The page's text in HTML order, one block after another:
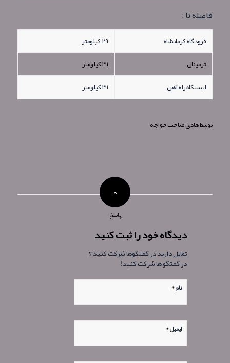
فاصله تا :
فرودگاه کرمانشاه
۲۹ کیلومتر
ترمینال
۳۱ کیلومتر
ایستگاه راه آهن
۳۱ کیلومتر
توسطهادی صاحب خواجه
۰
پاسخ
دیدگاه خود را ثبت کنید
تمایل دارید در گفتگوها شرکت کنید ؟
در گفتگو ها شرکت کنید!
نام*
ایمیل*